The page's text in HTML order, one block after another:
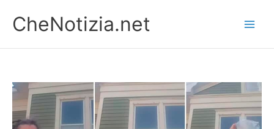
contenuto
CheNotizia.net